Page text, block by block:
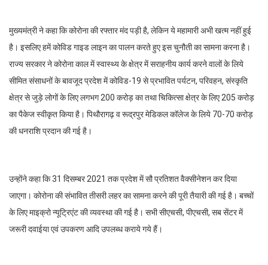
मुख्यमंत्री ने कहा कि कोरोना की रफ्तार मंद पड़ी है, लेकिन ये महामारी अभी खत्म नहीं हुई
है। इसलिए हमें कोविड गाइड लाइन का पालन करते हुए इस चुनौती का सामना करना है।
राज्य सरकार ने कोरोना काल में स्वास्थ्य के क्षेत्र में सराहनीय कार्य करने वालों के लिये
सीमित संसाधनों के बावजूद प्रदेश में कोविड-19 से प्रभावित पर्यटन, परिवहन, संस्कृति
क्षेत्र से जुड़े लोगों के लिए लगभग 200 करोड़ का तथा चिकित्सा क्षेत्र के लिए 205 करोड़
का पैकेज स्वीकृत किया है। पिथौरागढ़ व रूद्रपुर मेडिकल कॉलेज के लिये 70-70 करोड़
की धनराशि प्रदान की गई है।
उन्होंने कहा कि 31 दिसम्बर 2021 तक प्रदेश में सौ प्रतिशत वैक्सीनेशन कर दिया
जाएगा। कोरोना की संभावित तीसरी लहर का सामना करने की पूरी तैयारी की गई है। बच्चों
के लिए माइक्रो न्यूट्रिएंट की व्यवस्था की गई है। सभी सीएचसी, पीएचसी, सब सेंटर में
जरूरी दवाईया एवं उपकरण आदि उपलब्ध कराये गये हैं।